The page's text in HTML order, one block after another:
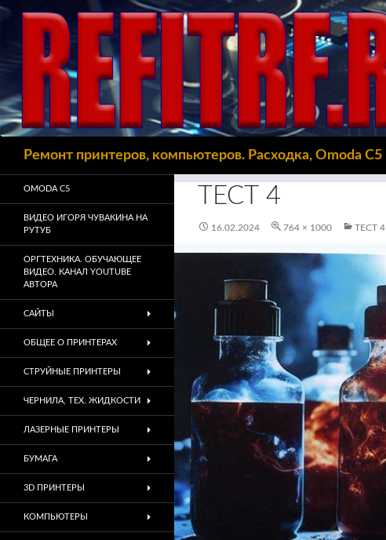
Ремонт принтеров, компьютеров. Расходка, Omoda C5
ТЕСТ 4
16.02.2024 764 × 1000 ТЕСТ 4
OMODA C5
ВИДЕО ИГОРЯ ЧУВАКИНА НА
РУТУБ
ОРГТЕХНИКА. ОБУЧАЮЩЕЕ
ВИДЕО. КАНАЛ YOUTUBE
АВТОРА
САЙТЫ
ОБЩЕЕ О ПРИНТЕРАХ
СТРУЙНЫЕ ПРИНТЕРЫ
ЧЕРНИЛА, ТЕХ. ЖИДКОСТИ
ЛАЗЕРНЫЕ ПРИНТЕРЫ
БУМАГА
3D ПРИНТЕРЫ
КОМПЬЮТЕРЫ